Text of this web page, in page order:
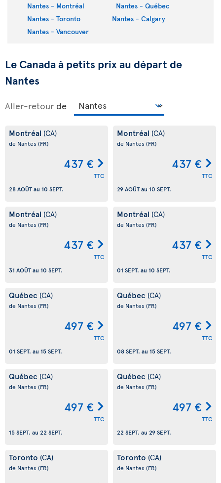
Nantes - Montréal
Nantes - Québec
Nantes - Toronto
Nantes - Calgary
Nantes - Vancouver
Le Canada à petits prix au départ de
Nantes
Aller-retour de
Montréal (CA)
de Nantes (FR)
437 €
TTC
28 AOÛTau 10 SEPT.
Montréal (CA)
de Nantes (FR)
437 €
TTC
29 AOÛTau 10 SEPT.
Montréal (CA)
de Nantes (FR)
437 €
TTC
31 AOÛTau 10 SEPT.
Montréal (CA)
de Nantes (FR)
437 €
TTC
01 SEPT. au 10 SEPT.
Québec (CA)
de Nantes (FR)
497 €
TTC
01 SEPT. au 15 SEPT.
Québec (CA)
de Nantes (FR)
497 €
TTC
08 SEPT. au 15 SEPT.
Québec (CA)
de Nantes (FR)
497 €
TTC
15 SEPT. au 22 SEPT.
Québec (CA)
de Nantes (FR)
497 €
TTC
22 SEPT. au 29 SEPT.
Toronto (CA)
de Nantes (FR)
Toronto (CA)
de Nantes (FR)